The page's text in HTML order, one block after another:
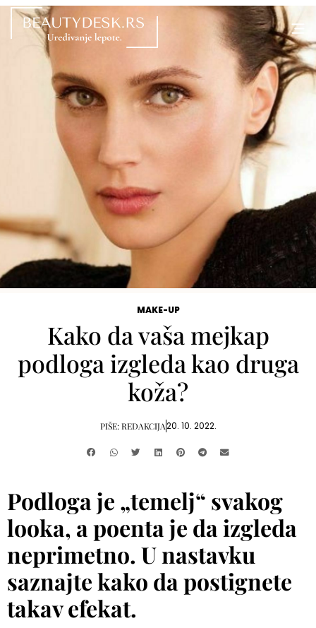
MAKE-UP
Kako da vaša mejkap
podloga izgleda kao druga
koža?
PIŠE:REDAKCIJA20. 10. 2022.
Podloga je „temelj“ svakog
looka, a poenta je da izgleda
neprimetno. U nastavku
saznajte kako da postignete
takav efekat.